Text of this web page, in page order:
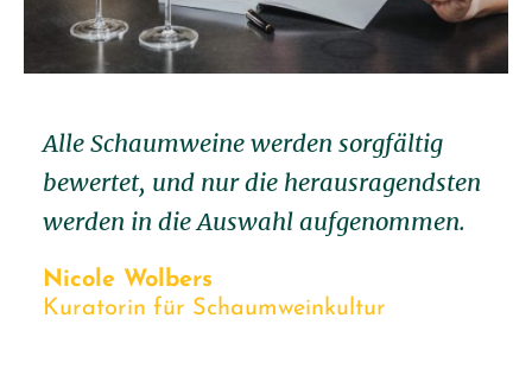
Alle Schaumweine werden sorgfältig
bewertet, und nur die herausragendsten
werden in die Auswahl aufgenommen.
Nicole Wolbers
Kuratorin für Schaumweinkultur